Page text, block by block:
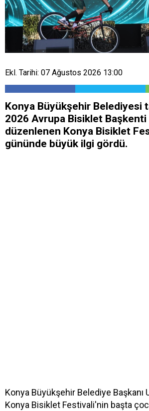
Ekl. Tarihi: 07 Ağustos 2026 13:00
Konya Büyükşehir Belediyesi
2026 Avrupa Bisiklet Başkenti
düzenlenen Konya Bisiklet
gününde büyük ilgi gördü.
Konya Büyükşehir Belediye Başkanı
Konya Bisiklet Festivali'nin başta